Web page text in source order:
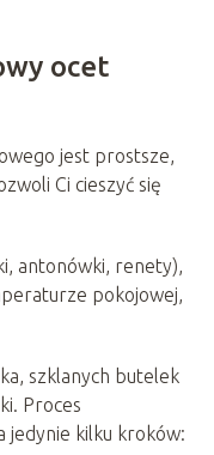
ocet
jest prostsze,
Ci cieszyć się
antonówki, renety),
pokojowej,
szklanych butelek
Proces
jedynie kilku kroków: